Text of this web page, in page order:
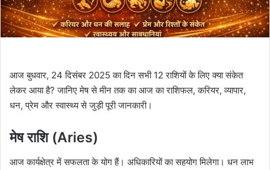
आज बुधवार, 24 दिसंबर 2025 का दिन सभी 12 राशियों के लिए क्या संकेत
लेकर आया है? जानिए मेष से मीन तक का आज का राशिफल, करियर, व्यापार,
धन, प्रेम और स्वास्थ्य से जुड़ी पूरी जानकारी।
मेष राशि (Aries)
आज कार्यक्षेत्र में सफलता के योग हैं। अधिकारियों का सहयोग मिलेगा। धन लाभ